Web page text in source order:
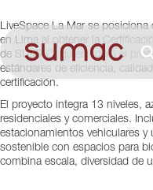
LiveSpace La Mar se
en Lima al obtener la
de SUMAC, quien lideró el
estándares de eficiencia,
certificación.
El proyecto integra 13 niveles,
residenciales y comerciales.
estacionamientos vehiculares
sostenible con espacios para
combina escala, diversidad de